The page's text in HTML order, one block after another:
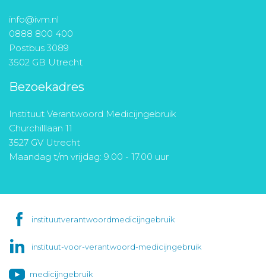
info@ivm.nl
0888 800 400
Postbus 3089
3502 GB Utrecht
Bezoekadres
Instituut Verantwoord Medicijngebruik
Churchilllaan 11
3527 GV Utrecht
Maandag t/m vrijdag: 9.00 - 17.00 uur
instituutverantwoordmedicijngebruik
instituut-voor-verantwoord-medicijngebruik
medicijngebruik